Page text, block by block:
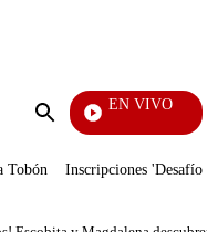
Enviar
EN VIVO
También Caerás
Tobón Inscripciones 'Desafío'